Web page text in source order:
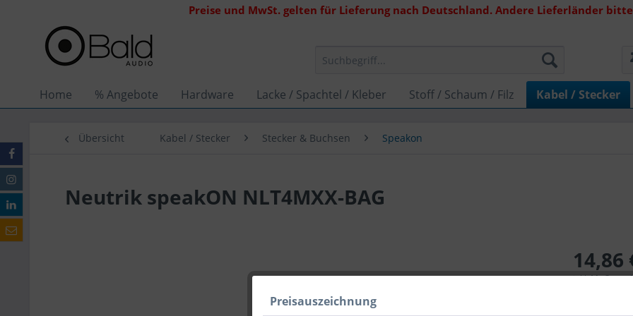
Preise und MwSt. gelten für Lieferung nach Deutschland. Andere Lieferländer
Home % Angebote Hardware Lacke / Spachtel / Kleber Stoff / Schaum / Filz Kabel / Stecker
Übersicht Kabel / Stecker Stecker & Buchsen Speakon
Neutrik speakON NLT4MXX-BAG
14,86
inkl. MwSt.
Lieferzeit
Preisauszeichnung